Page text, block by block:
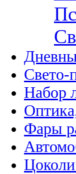
Свето-
Набор
Фары